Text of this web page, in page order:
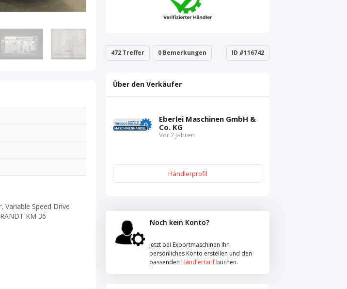
Speed Drive
KM 36
472 Treffer 0 Bemerkungen ID #116742
Über den Verkäufer
Eberlei Maschinen GmbH &
Co. KG
Vor 2 Jahren
Händlerprofil
Noch kein Konto?
Jetzt bei Exportmaschinen ihr
persönliches Konto erstellen und den
passenden Händlertarif buchen.